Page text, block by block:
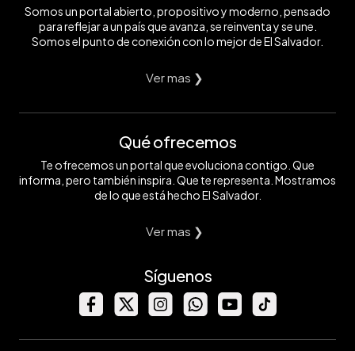
Somos un portal abierto, propositivo y moderno, pensado
para reflejar a un país que avanza, se reinventa y se une.
Somos el punto de conexión con lo mejor de El Salvador.
Ver mas ❯
Qué ofrecemos
Te ofrecemos un portal que evoluciona contigo. Que
informa, pero también inspira. Que te representa. Mostramos
de lo que está hecho El Salvador.
Ver mas ❯
Síguenos